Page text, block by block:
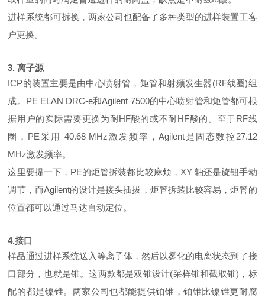
进样系统都可拆换，两家公司也配备了多种类型的进样装置工客
户更换。
3. 离子源
ICP的装置主要是由中心喷射管，矩管和射频发生器(RF线圈)组
成。PE ELAN DRC-e和Agilent 7500的中心喷射管和矩管都可根
据用户的实际需要更换为耐HF酸的或不耐HF酸的。至于RF线
圈，PE采用 40.68 MHz激发频率，Agilent是固态数控27.12
MHz激发频率。
这里要提一下，PE的炬管拆装都比较麻烦，XY 轴还是旋钮手动
调节，而Agilent的设计是接头插拔，炬管拆装比较容易，炬管的
位置都可以通过马达自动定位。
4.接口
样品通过进样系统送入等离子体，然后以雾化的电离状态到了接
口部分，也就是锥。这两款都是双锥设计(采样锥和截取锥)，标
配的都是镍锥。两家公司也都能提供铂锥，铂锥比镍锥更耐腐